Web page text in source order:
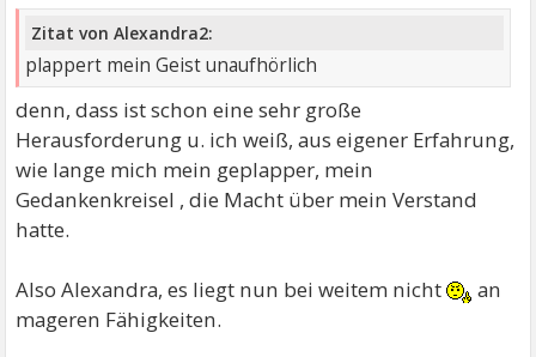
Zitat von Alexandra2:
plappert mein Geist unaufhörlich
denn, dass ist schon eine sehr große
Herausforderung u. ich weiß, aus eigener Erfahrung,
wie lange mich mein geplapper, mein
Gedankenkreisel , die Macht über mein Verstand
hatte.
Also Alexandra, es liegt nun bei weitem nicht
an
mageren Fähigkeiten.